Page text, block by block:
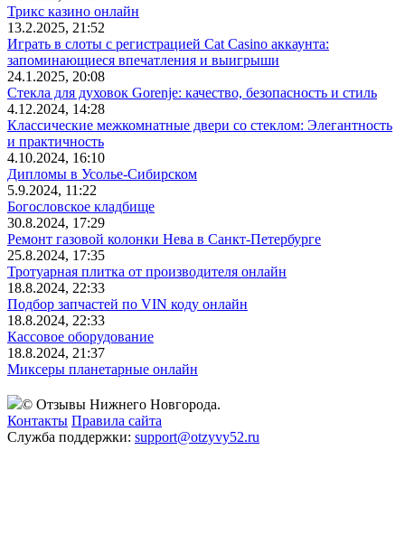
Трикс казино онлайн
13.2.2025, 21:52
Играть в слоты с регистрацией Cat Casino аккаунта:
запоминающиеся впечатления и выигрыши
24.1.2025, 20:08
Стекла для духовок Gorenje: качество, безопасность и стиль
4.12.2024, 14:28
Классические межкомнатные двери со стеклом: Элегантность
и практичность
4.10.2024, 16:10
Дипломы в Усолье-Сибирском
5.9.2024, 11:22
Богословское кладбище
30.8.2024, 17:29
Ремонт газовой колонки Нева в Санкт-Петербурге
25.8.2024, 17:35
Тротуарная плитка от производителя онлайн
18.8.2024, 22:33
Подбор запчастей по VIN коду онлайн
18.8.2024, 22:33
Кассовое оборудование
18.8.2024, 21:37
Миксеры планетарные онлайн
© Отзывы Нижнего Новгорода.
Контакты Правила сайта
Служба поддержки: support@otzyvy52.ru